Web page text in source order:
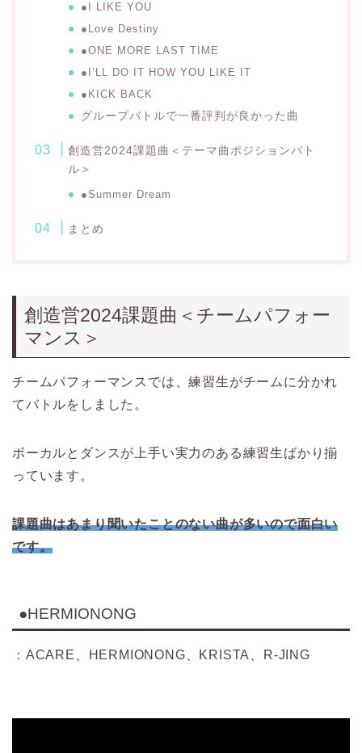
●I LIKE YOU
●Love Destiny
●ONE MORE LAST TIME
●I’LL DO IT HOW YOU LIKE IT
●KICK BACK
グループバトルで一番評判が良かった曲
創造営2024課題曲＜テーマ曲ポジションバト
ル＞
●Summer Dream
まとめ
創造営2024課題曲＜チームパフォー
マンス＞
チームパフォーマンスでは、練習生がチームに分かれ
てバトルをしました。
ボーカルとダンスが上手い実力のある練習生ばかり揃
っています。
課題曲はあまり聞いたことのない曲が多いので面白い
です。
●HERMIONONG
：ACARE、HERMIONONG、KRISTA、R-JING